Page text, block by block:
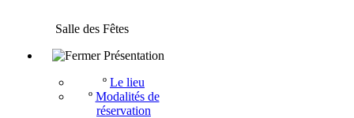
Salle des Fêtes
Présentation
º Le lieu
º Modalités de
réservation